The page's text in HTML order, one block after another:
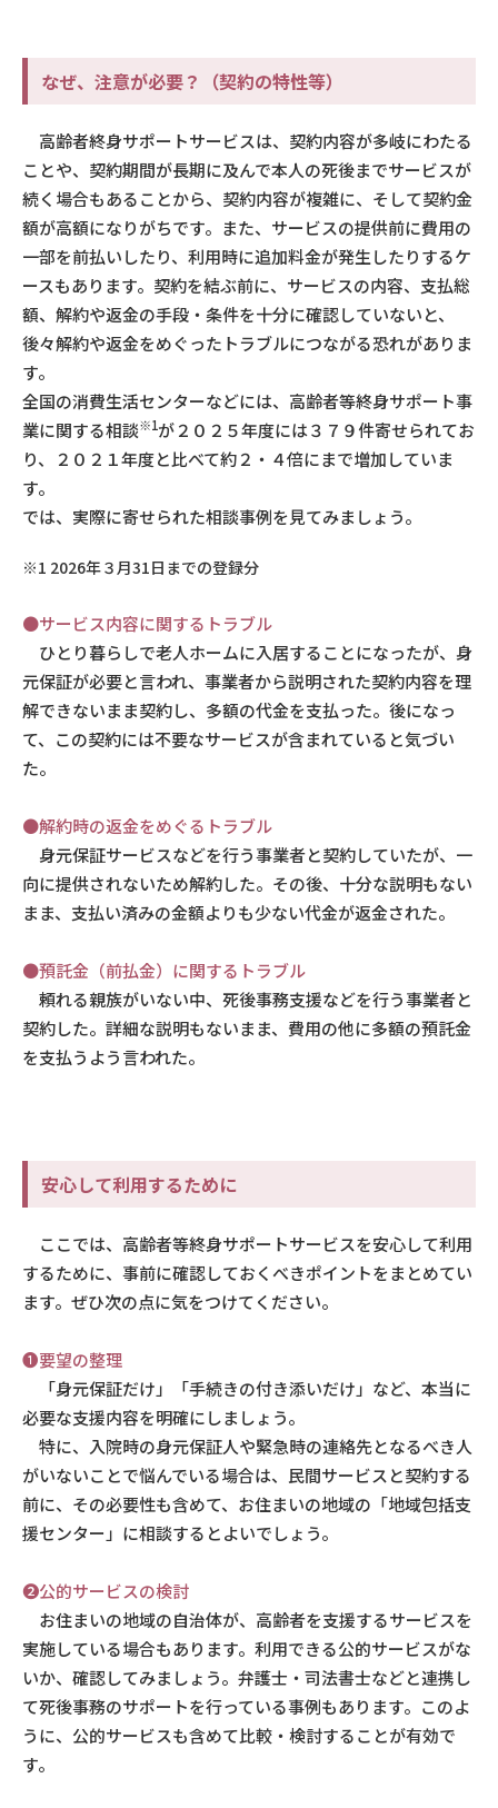
なぜ、注意が必要？（契約の特性等）
高齢者終身サポートサービスは、契約内容が多岐にわたる
ことや、契約期間が長期に及んで本人の死後までサービスが
続く場合もあることから、契約内容が複雑に、そして契約金
額が高額になりがちです。また、サービスの提供前に費用の
一部を前払いしたり、利用時に追加料金が発生したりするケ
ースもあります。契約を結ぶ前に、サービスの内容、支払総
額、解約や返金の手段・条件を十分に確認していないと、
後々解約や返金をめぐったトラブルにつながる恐れがありま
す。
全国の消費生活センターなどには、高齢者等終身サポート事
業に関する相談※1が２０２５年度には３７９件寄せられてお
り、２０２１年度と比べて約２・４倍にまで増加していま
す。
では、実際に寄せられた相談事例を見てみましょう。
※1 2026年３月31日までの登録分
●サービス内容に関するトラブル
ひとり暮らしで老人ホームに入居することになったが、身
元保証が必要と言われ、事業者から説明された契約内容を理
解できないまま契約し、多額の代金を支払った。後になっ
て、この契約には不要なサービスが含まれていると気づい
た。
●解約時の返金をめぐるトラブル
身元保証サービスなどを行う事業者と契約していたが、一
向に提供されないため解約した。その後、十分な説明もない
まま、支払い済みの金額よりも少ない代金が返金された。
●預託金（前払金）に関するトラブル
頼れる親族がいない中、死後事務支援などを行う事業者と
契約した。詳細な説明もないまま、費用の他に多額の預託金
を支払うよう言われた。
安心して利用するために
ここでは、高齢者等終身サポートサービスを安心して利用
するために、事前に確認しておくべきポイントをまとめてい
ます。ぜひ次の点に気をつけてください。
❶要望の整理
「身元保証だけ」「手続きの付き添いだけ」など、本当に
必要な支援内容を明確にしましょう。
特に、入院時の身元保証人や緊急時の連絡先となるべき人
がいないことで悩んでいる場合は、民間サービスと契約する
前に、その必要性も含めて、お住まいの地域の「地域包括支
援センター」に相談するとよいでしょう。
❷公的サービスの検討
お住まいの地域の自治体が、高齢者を支援するサービスを
実施している場合もあります。利用できる公的サービスがな
いか、確認してみましょう。弁護士・司法書士などと連携し
て死後事務のサポートを行っている事例もあります。このよ
うに、公的サービスも含めて比較・検討することが有効で
す。